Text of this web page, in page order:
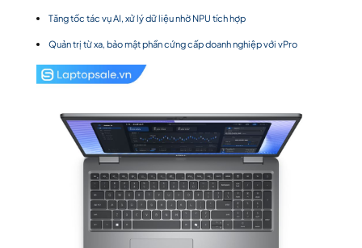
Tăng tốc tác vụ AI, xử lý dữ liệu nhờ NPU tích hợp
Quản trị từ xa, bảo mật phần cứng cấp doanh nghiệp với vPro